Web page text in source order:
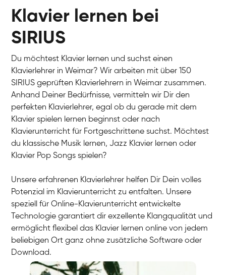
Klavier lernen bei
SIRIUS
Du möchtest Klavier lernen und suchst einen
Klavierlehrer in Weimar? Wir arbeiten mit über 150
SIRIUS geprüften Klavierlehrern in Weimar zusammen.
Anhand Deiner Bedürfnisse, vermitteln wir Dir den
perfekten Klavierlehrer, egal ob du gerade mit dem
Klavier spielen lernen beginnst oder nach
Klavierunterricht für Fortgeschrittene suchst. Möchtest
du klassische Musik lernen, Jazz Klavier lernen oder
Klavier Pop Songs spielen?
Unsere erfahrenen Klavierlehrer helfen Dir Dein volles
Potenzial im Klavierunterricht zu entfalten. Unsere
speziell für Online-Klavierunterricht entwickelte
Technologie garantiert dir exzellente Klangqualität und
ermöglicht flexibel das Klavier lernen online von jedem
beliebigen Ort ganz ohne zusätzliche Software oder
Download.